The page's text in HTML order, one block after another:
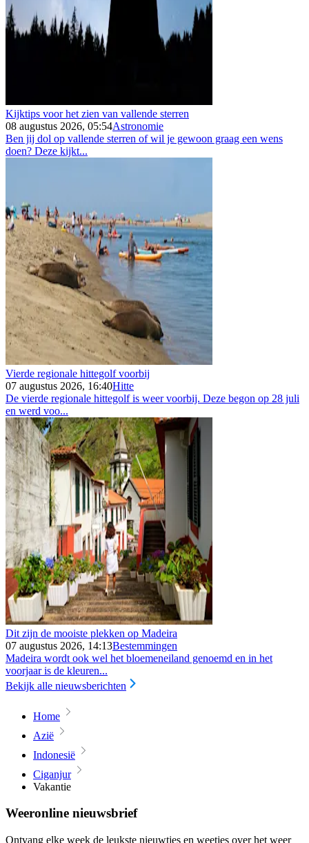
Kijktips voor het zien van vallende sterren
08 augustus 2026, 05:54Astronomie
Ben jij dol op vallende sterren of wil je gewoon graag een wens
doen? Deze kijkt...
Vierde regionale hittegolf voorbij
07 augustus 2026, 16:40Hitte
De vierde regionale hittegolf is weer voorbij. Deze begon op 28 juli
en werd voo...
Dit zijn de mooiste plekken op Madeira
07 augustus 2026, 14:13Bestemmingen
Madeira wordt ook wel het bloemeneiland genoemd en in het
voorjaar is de kleuren...
Bekijk alle nieuwsberichten
Home
Azië
Indonesië
Ciganjur
Vakantie
Weeronline nieuwsbrief
Ontvang elke week de leukste nieuwtjes en weetjes over het weer